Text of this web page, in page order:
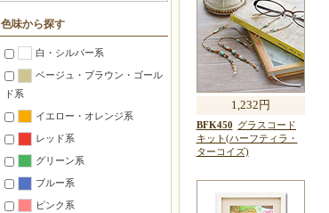
1,232円
BFK450 グラスコード
キット(ハーフティラ・
ターコイズ)
置くインテリア
つるすインテリア
照明
万華鏡
色味から探す
白・シルバー系
ベージュ・ブラウン・ゴール
ド系
イエロー・オレンジ系
レッド系
グリーン系
ブルー系
ピンク系